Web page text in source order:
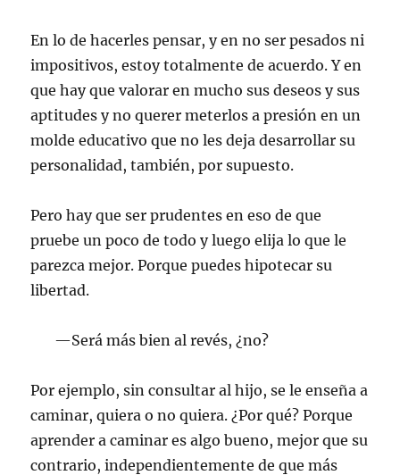
En lo de hacerles pensar, y en no ser pesados ni
impositivos, estoy totalmente de acuerdo. Y en
que hay que valorar en mucho sus deseos y sus
aptitudes y no querer meterlos a presión en un
molde educativo que no les deja desarrollar su
personalidad, también, por supuesto.
Pero hay que ser prudentes en eso de que
pruebe un poco de todo y luego elija lo que le
parezca mejor. Porque puedes hipotecar su
libertad.
—Será más bien al revés, ¿no?
Por ejemplo, sin consultar al hijo, se le enseña a
caminar, quiera o no quiera. ¿Por qué? Porque
aprender a caminar es algo bueno, mejor que su
contrario, independientemente de que más